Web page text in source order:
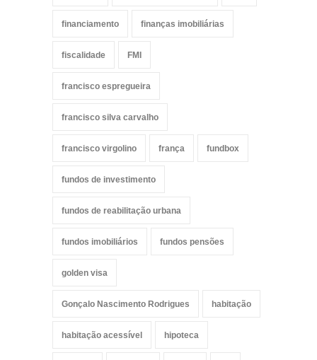
financiamento finanças imobiliárias
fiscalidade FMI
francisco espregueira
francisco silva carvalho
francisco virgolino frança fundbox
fundos de investimento
fundos de reabilitação urbana
fundos imobiliários fundos pensões
golden visa
Gonçalo Nascimento Rodrigues habitação
habitação acessível hipoteca